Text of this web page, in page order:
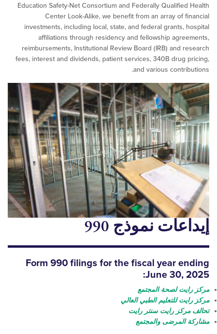
Education Safety-Net Consortium and Federally
Center Look-Alike, we benefit from an array of
investments, including local, state, and federal grants,
affiliations through residency and fellowship
reimbursements, Institutional Review Board (IRB) and
fees, interest and dividends, patient services, 340B
and various
نموذج 990
Form 990filingsfor the fiscal year
June 30,
لصحة المجتمع
للتعليم الطبي العالي
رايت سنتر رايت
والمجتمع